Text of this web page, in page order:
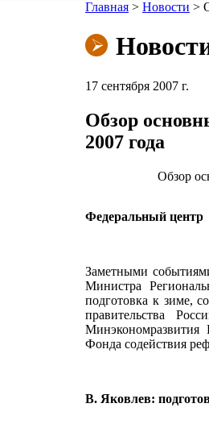
Главная > Новости >
17 сентября 2007 г.
Обзор
2007 года
Обзор
Федеральный центр
Заметными
Министра
подготовка к зиме,
правительства
Фонда содействия
В. Яковлев: